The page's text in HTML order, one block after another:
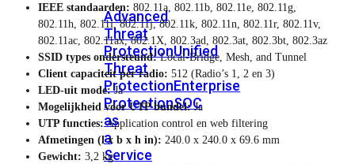
Advanced
Threat
ProtectionUnified
Threat
ProtectionEnterprise
ProtectionSOC
as
a
Service
IEEE standaarden: 802.11a, 802.11b, 802.11e, 802.11g,
802.11h, 802.11i, 802.11j, 802.11k, 802.11n, 802.11r, 802.11v,
802.11ac, 802.11ax, 802.1X, 802.3ad, 802.3at, 802.3bt, 802.3az
SSID types ondersteund:Local-Bridge, Mesh, and Tunnel
Client capaciteit per radio: 512 (Radio’s 1, 2 en 3)
LED-uit mode:Ja
Mogelijkheid voor UTP bundel:Ja
UTP functies:Application control en web filtering
Afmetingen (l x b x h in): 240.0 x 240.0 x 69.6 mm
Gewicht: 3,2 kg